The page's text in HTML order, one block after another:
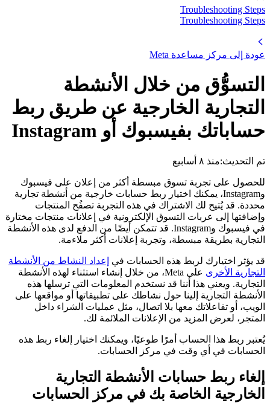
Troubleshooting Steps
Troubleshooting Steps
عودة إلى مركز مساعدة Meta
التسوُّق من خلال الأنشطة
التجارية الخارجية عن طريق ربط
حساباتك بفيسبوك أو Instagram
تم التحديث:منذ ٨ أسابيع
للحصول على تجربة تسوق مبسطة أكثر من إعلان على فيسبوك
وInstagram، يمكنك اختيار ربط حسابات خارجية من أنشطة تجارية
محددة. قد يُتيح لك الاشتراك في هذه التجربة تصفُح المنتجات
وإضافتها إلى عربات التسوق الإلكترونية في إعلانات منتجات مختارة
في فيسبوك وInstagram. قد تتمكن أيضًا من الدفع لدى هذه الأنشطة
التجارية بطريقة مبسطة، وتجربة إعلانات أكثر ملاءمة.
قد يؤثر اختيارك لربط هذه الحسابات في
إعداد النشاط من الأنشطة
التجارية الأخرى
على Meta، من خلال إنشاء استثناء لهذه الأنشطة
التجارية. ويعني هذا أننا قد نستخدم المعلومات التي ترسلها هذه
الأنشطة التجارية إلينا حول نشاطك على تطبيقاتها أو مواقعها على
الويب، أو تفاعلاتك معها بلا اتصال، مثل عمليات الشراء داخل
المتجر، لعرض المزيد من الإعلانات الملائمة لك.
يُعتبر ربط هذا الحساب أمرًا طوعيًا، ويمكنك اختيار إلغاء ربط هذه
الحسابات في أي وقت في مركز الحسابات.
إلغاء ربط حسابات الأنشطة التجارية
الخارجية الخاصة بك في مركز الحسابات